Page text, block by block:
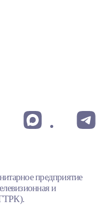
предприятие
и